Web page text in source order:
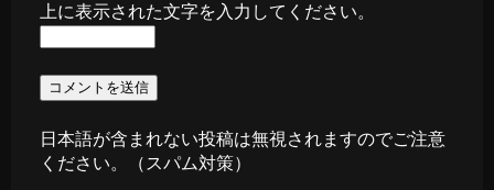
上に表示された文字を入力してください。
日本語が含まれない投稿は無視されますのでご注意
ください。（スパム対策）